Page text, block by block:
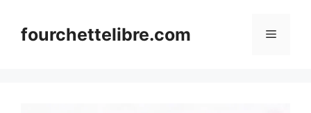
contentfourchettelibre.com Menu